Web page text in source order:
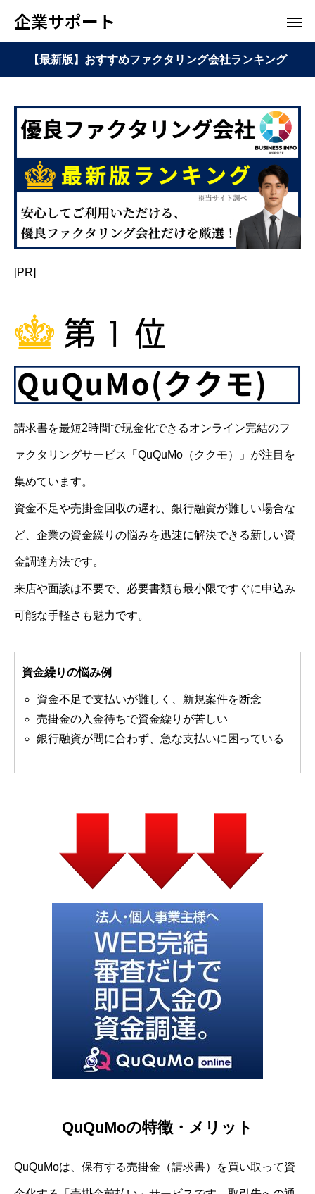
企業サポート
【最新版】おすすめファクタリング会社ランキング
[PR]
請求書を最短2時間で現金化できるオンライン完結のフ
ァクタリングサービス「QuQuMo（ククモ）」が注目を
集めています。
資金不足や売掛金回収の遅れ、銀行融資が難しい場合な
ど、企業の資金繰りの悩みを迅速に解決できる新しい資
金調達方法です。
来店や面談は不要で、必要書類も最小限ですぐに申込み
可能な手軽さも魅力です。
資金繰りの悩み例
資金不足で支払いが難しく、新規案件を断念
売掛金の入金待ちで資金繰りが苦しい
銀行融資が間に合わず、急な支払いに困っている
QuQuMoの特徴・メリット
QuQuMoは、保有する売掛金（請求書）を買い取って資